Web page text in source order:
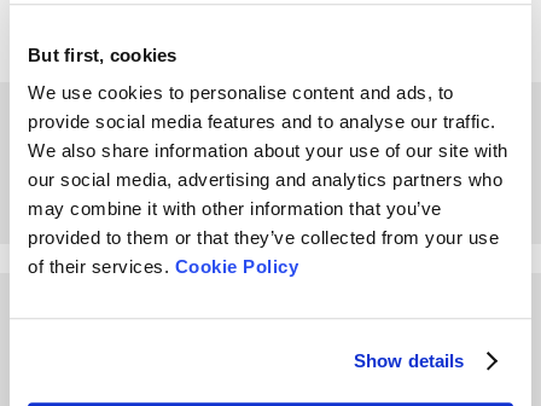
But first, cookies
We use cookies to personalise content and ads, to
provide social media features and to analyse our traffic.
We also share information about your use of our site with
our social media, advertising and analytics partners who
may combine it with other information that you’ve
provided to them or that they’ve collected from your use
of their services. Cookie Policy
Show details
¿Qué es la densidad de
toma y qué importancia
tiene?
Other Playlists